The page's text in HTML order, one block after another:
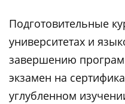
Подготовительные
университетах и
завершению
экзамен на
углубленном